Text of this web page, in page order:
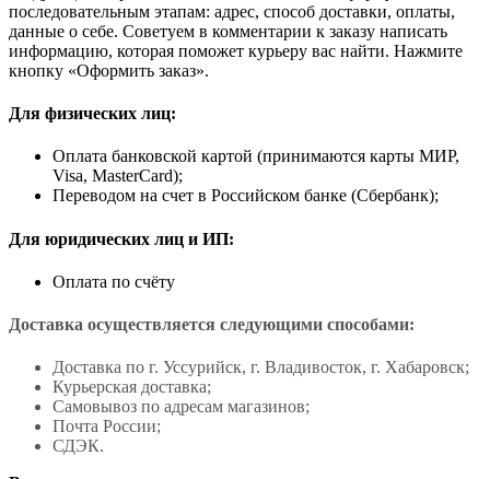
последовательным этапам: адрес, способ доставки, оплаты,
данные о себе. Советуем в комментарии к заказу написать
информацию, которая поможет курьеру вас найти. Нажмите
кнопку «Оформить заказ».
Для физических лиц:
Оплата банковской картой (принимаются карты МИР,
Visa, MasterCard);
Переводом на счет в Российском банке (Сбербанк);
Для юридических лиц и ИП:
Оплата по счёту
Доставка осуществляется следующими способами:
Доставка по г. Уссурийск, г. Владивосток, г. Хабаровск;
Курьерская доставка;
Самовывоз по адресам магазинов;
Почта России;
СДЭК.